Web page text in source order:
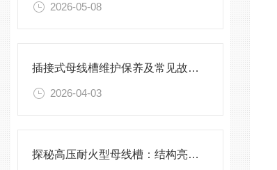
2026-05-08
插接式母线槽维护保养及常见故障处理指南
2026-04-03
探秘高压耐火型母线槽：结构亮点与实用效能